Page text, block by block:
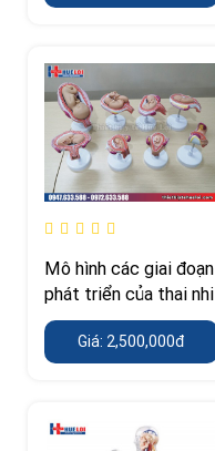
Mô hình các giai đoạn
phát triển của thai nhi
Giá: 2,500,000đ